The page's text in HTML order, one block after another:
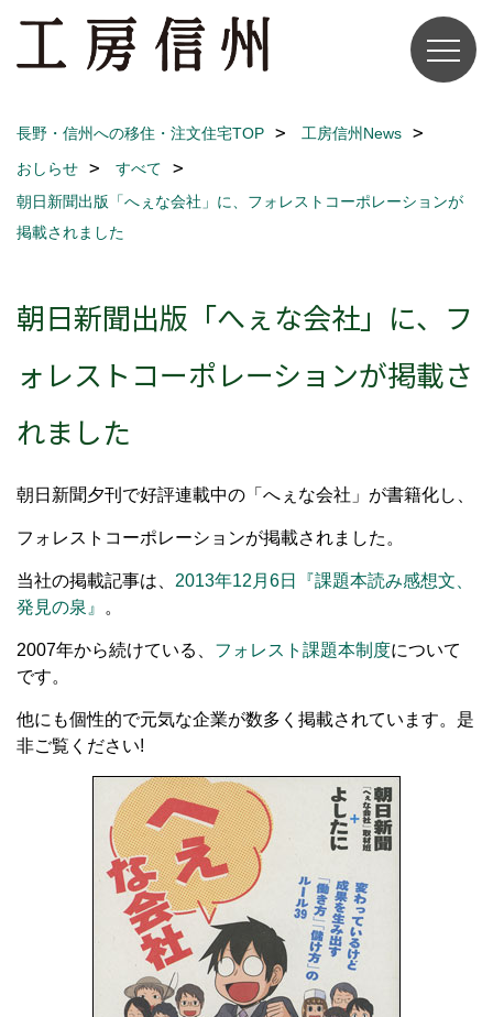
長野・信州への移住・注文住宅TOP
工房信州News
おしらせ
すべて
朝日新聞出版「へぇな会社」に、フォレストコーポレーションが
掲載されました
朝日新聞出版「へぇな会社」に、フ
ォレストコーポレーションが掲載さ
れました
朝日新聞夕刊で好評連載中の「へぇな会社」が書籍化し、
フォレストコーポレーションが掲載されました。
当社の掲載記事は、 2013年12月6日『課題本読み感想文、
発見の泉』
。
2007年から続けている、 フォレスト課題本制度について
です。
他にも個性的で元気な企業が数多く掲載されています。是
非ご覧ください!